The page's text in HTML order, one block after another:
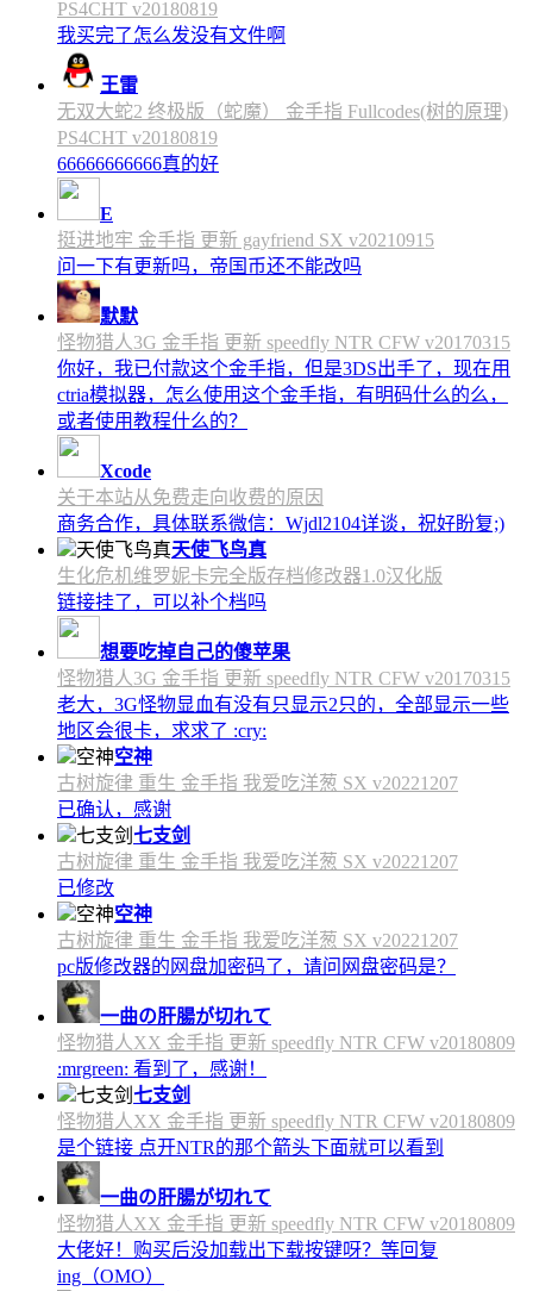
PS4CHT v20180819
我买完了怎么发没有文件啊
王雷
无双大蛇2 终极版（蛇魔） 金手指 Fullcodes(树的原理)
PS4CHT v20180819
66666666666真的好
E
挺进地牢 金手指 更新 gayfriend SX v20210915
问一下有更新吗，帝国币还不能改吗
默默
怪物猎人3G 金手指 更新 speedfly NTR CFW v20170315
你好，我已付款这个金手指，但是3DS出手了，现在用
ctria模拟器，怎么使用这个金手指，有明码什么的么，
或者使用教程什么的？
Xcode
关于本站从免费走向收费的原因
商务合作，具体联系微信：Wjdl2104详谈，祝好盼复;)
天使飞鸟真
生化危机维罗妮卡完全版存档修改器1.0汉化版
链接挂了，可以补个档吗
想要吃掉自己的傻苹果
怪物猎人3G 金手指 更新 speedfly NTR CFW v20170315
老大，3G怪物显血有没有只显示2只的，全部显示一些
地区会很卡，求求了 :cry:
空神
古树旋律 重生 金手指 我爱吃洋葱 SX v20221207
已确认，感谢
七支剑
古树旋律 重生 金手指 我爱吃洋葱 SX v20221207
已修改
空神
古树旋律 重生 金手指 我爱吃洋葱 SX v20221207
pc版修改器的网盘加密码了，请问网盘密码是？
一曲の肝腸が切れて
怪物猎人XX 金手指 更新 speedfly NTR CFW v20180809
:mrgreen: 看到了，感谢！
七支剑
怪物猎人XX 金手指 更新 speedfly NTR CFW v20180809
是个链接 点开NTR的那个箭头下面就可以看到
一曲の肝腸が切れて
怪物猎人XX 金手指 更新 speedfly NTR CFW v20180809
大佬好！购买后没加载出下载按键呀？等回复
ing（OMO）